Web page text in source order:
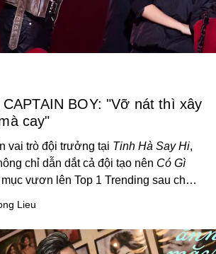
CAPTAIN BOY: "Vỡ nát thì xây
cay"
vai trò đội trưởng tại Tinh Hà Say Hi,
chỉ dẫn dắt cả đội tạo nên Có Gì
vươn lên Top 1 Trending sau chưa
nối và tin tưởng đồng đội. Với nam
bước chuyển quan trọng trên hành
producer thực thụ.
Lieu